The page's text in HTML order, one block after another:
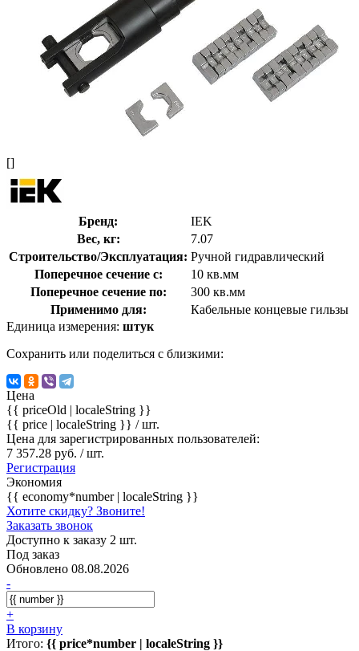
[]
Бренд:
IEK
Вес, кг:
7.07
Строительство/Эксплуатация: Ручной гидравлический
Поперечное сечение с:
10 кв.мм
Поперечное сечение по:
300 кв.мм
Применимо для:
Кабельные концевые гильзы
Единица измерения: штук
Сохранить или поделиться с близкими:
Цена
{{ priceOld | localeString }}
{{ price | localeString }} / шт.
Цена для зарегистрированных пользователей:
7 357.28 руб. / шт.
Регистрация
Экономия
{{ economy*number | localeString }}
Хотите скидку? Звоните!
Заказать звонок
Доступно к заказу 2 шт.
Под заказ
Обновлено 08.08.2026
-
+
В корзину
Итого: {{ price*number | localeString }}